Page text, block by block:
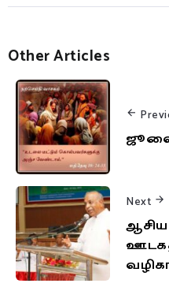
Other Articles
Next